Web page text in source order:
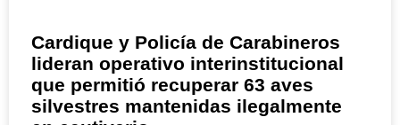
Cardique y Policía de Carabineros
lideran operativo interinstitucional
que permitió recuperar 63 aves
silvestres mantenidas ilegalmente